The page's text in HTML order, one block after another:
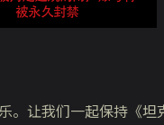
。让我们一起保持《坦